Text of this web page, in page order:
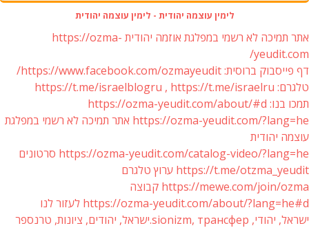
לימין עוצמה יהודית - לימין עוצמה יהודית
אתר תמיכה לא רשמי במפלגת אוזמה יהודית https://ozma-
yeudit.com/
דף פייסבוק ברוסית: https://www.facebook.com/ozmayeudit/
טלגרם: https://t.me/israelblogru , https://t.me/israelru
תמכו בנו: https://ozma-yeudit.com/about/#d
https://ozma-yeudit.com/?lang=he אתר תמיכה לא רשמי במפלגת
עוצמה יהודית
https://ozma-yeudit.com/catalog-video/?lang=he סרטונים
https://t.me/otzma_yeudit ערוץ טלגרם
https://mewe.com/join/ozma קבוצה
https://ozma-yeudit.com/about/?lang=he#d לעזור לנו
ישראל, יהודי, sionizm, трансфер.ישראל, יהודים, ציונות, טרנספר